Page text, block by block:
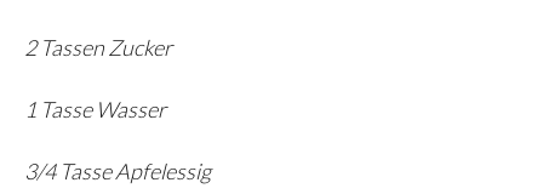
2 Tassen Zucker
1 Tasse Wasser
3/4 Tasse Apfelessig